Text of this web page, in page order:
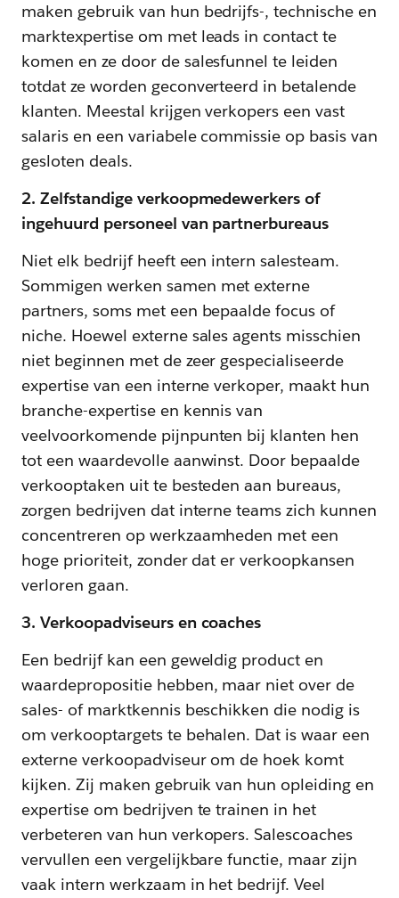
maken gebruik van hun bedrijfs-, technische en
marktexpertise om met leads in contact te
komen en ze door de salesfunnel te leiden
totdat ze worden geconverteerd in betalende
klanten. Meestal krijgen verkopers een vast
salaris en een variabele commissie op basis van
gesloten deals.
2. Zelfstandige verkoopmedewerkers of
ingehuurd personeel van partnerbureaus
Niet elk bedrijf heeft een intern salesteam.
Sommigen werken samen met externe
partners, soms met een bepaalde focus of
niche. Hoewel externe sales agents misschien
niet beginnen met de zeer gespecialiseerde
expertise van een interne verkoper, maakt hun
branche-expertise en kennis van
veelvoorkomende pijnpunten bij klanten hen
tot een waardevolle aanwinst. Door bepaalde
verkooptaken uit te besteden aan bureaus,
zorgen bedrijven dat interne teams zich kunnen
concentreren op werkzaamheden met een
hoge prioriteit, zonder dat er verkoopkansen
verloren gaan.
3. Verkoopadviseurs en coaches
Een bedrijf kan een geweldig product en
waardepropositie hebben, maar niet over de
sales- of marktkennis beschikken die nodig is
om verkooptargets te behalen. Dat is waar een
externe verkoopadviseur om de hoek komt
kijken. Zij maken gebruik van hun opleiding en
expertise om bedrijven te trainen in het
verbeteren van hun verkopers. Salescoaches
vervullen een vergelijkbare functie, maar zijn
vaak intern werkzaam in het bedrijf. Veel